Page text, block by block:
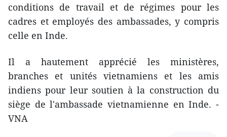
conditions de travail et de régimes pour les
cadres et employés des ambassades, y compris
celle en Inde.
Il a hautement apprécié les ministères,
branches et unités vietnamiens et les amis
indiens pour leur soutien à la construction du
siège de l'ambassade vietnamienne en Inde. -
VNA